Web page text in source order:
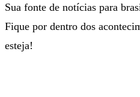
Sua fonte de notícias para
Fique por dentro dos
esteja!